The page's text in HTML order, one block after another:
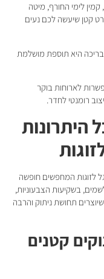
קמין לימי החורף, מיטה
קטן שיעשה לכם נעים
בריכה היא תוספת מושלמת
לארוחות בוקר
רומנטי לחדר.
היתרונות
לזוגות המחפשים חופשה
בשקיעות הצבעוניות,
תחושת ניתוק והרבה
קטנים